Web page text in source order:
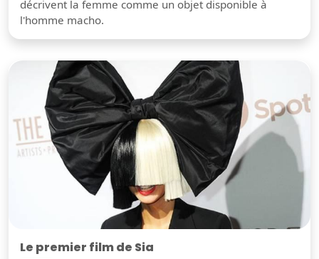
décrivent la femme comme un objet disponible à
l'homme macho.
Le premier film de Sia